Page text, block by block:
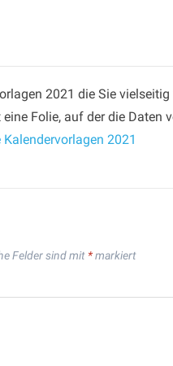
2021 die Sie
Folie, auf der die Daten
2021
Felder sind mit *markiert